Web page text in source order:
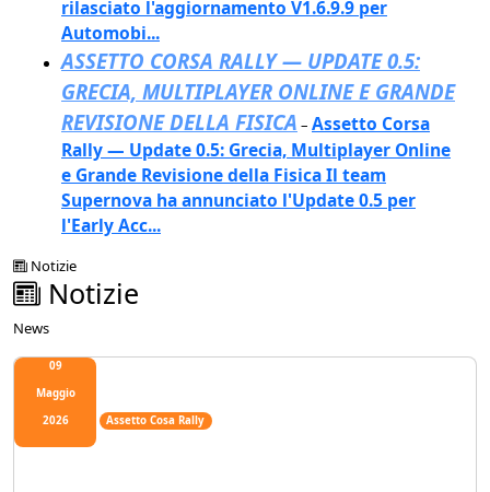
rilasciato l'aggiornamento V1.6.9.9 per
Automobi...
ASSETTO CORSA RALLY — UPDATE 0.5:
GRECIA, MULTIPLAYER ONLINE E GRANDE
REVISIONE DELLA FISICA – Assetto Corsa
Rally — Update 0.5: Grecia, Multiplayer Online
e Grande Revisione della Fisica Il team
Supernova ha annunciato l'Update 0.5 per
l'Early Acc...
Notizie
Notizie
News
09
Maggio
2026
Assetto Cosa Rally